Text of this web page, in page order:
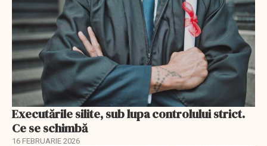
Executările silite, sub lupa controlului strict.
Ce se schimbă
16 FEBRUARIE 2026